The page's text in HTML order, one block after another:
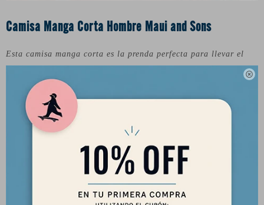

Camisa Manga Corta Hombre Maui and Sons
Esta camisa manga corta es la prenda perfecta para llevar el
espíritu Maui en cada salida. Confeccionada en 100% viscosa,
su tejido es ligero, suave y con una caída natural que la hace
ideal para los días de calor.
Con cuello clásico, botonadura completa y un calce relajado,
está pensada para acompañarte desde la playa hasta la ciudad,
siempre con estilo surfero y desenfadado.
Composición: 100% viscosa